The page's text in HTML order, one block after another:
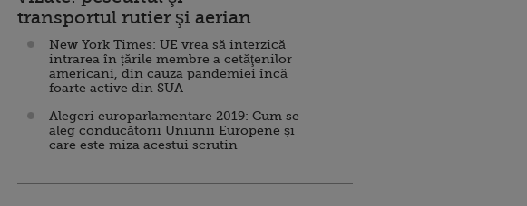
transportul rutier şi aerian
New York Times: UE vrea să interzică
intrarea în țările membre a cetăţenilor
americani, din cauza pandemiei încă
foarte active din SUA
Alegeri europarlamentare 2019: Cum se
aleg conducătorii Uniunii Europene și
care este miza acestui scrutin